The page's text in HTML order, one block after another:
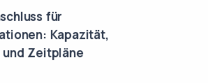
für
Kapazität,
und Zeitpläne